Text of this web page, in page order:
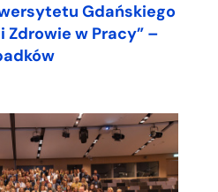
Gdańskiego
Zdrowie w Pracy” –